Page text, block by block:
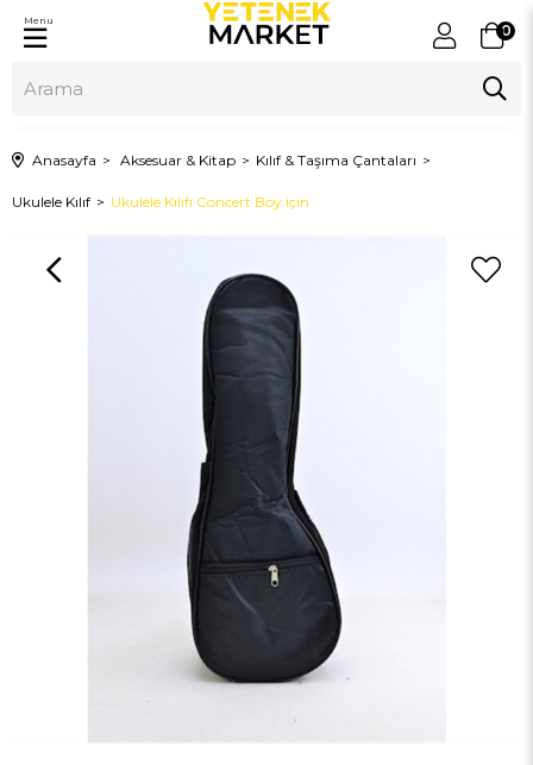
0
Menu
Anasayfa Aksesuar & Kitap Kılıf & Taşıma Çantaları
Ukulele Kılıf Ukulele Kılıfı Concert Boy için